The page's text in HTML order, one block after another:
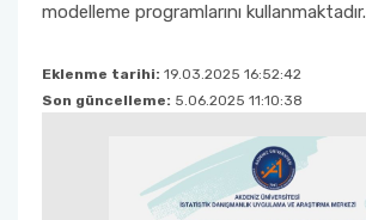
modelleme programlarını kullanmaktadır.
Eklenme tarihi: 19.03.2025 16:52:42
Son güncelleme: 5.06.2025 11:10:38